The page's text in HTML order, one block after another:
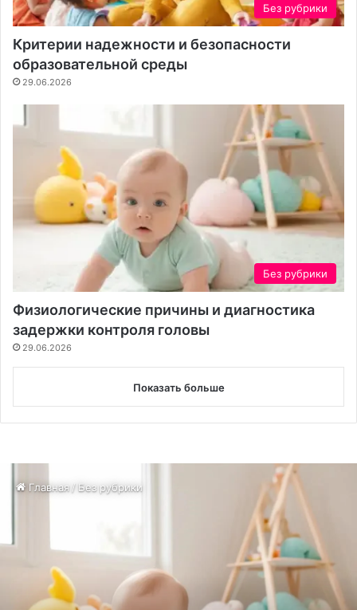
Без рубрики
Критерии надежности и безопасности
образовательной среды
29.06.2026
Без рубрики
Физиологические причины и диагностика
задержки контроля головы
29.06.2026
Показать больше